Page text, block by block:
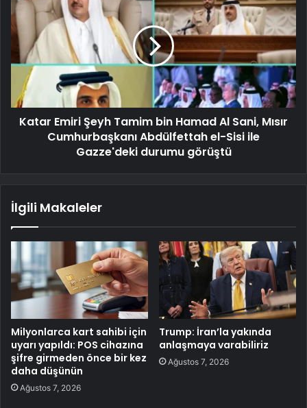
Katar Emiri Şeyh Tamim bin Hamad Al Sani, Mısır
Cumhurbaşkanı Abdülfettah el-Sisi ile
Gazze'deki durumu görüştü
İlgili Makaleler
Milyonlarca kart sahibi için
uyarı yapıldı: POS cihazına
şifre girmeden önce bir kez
daha düşünün
Ağustos 7, 2026
Trump: İran’la yakında
anlaşmaya varabiliriz
Ağustos 7, 2026